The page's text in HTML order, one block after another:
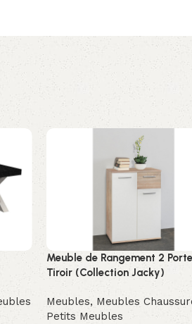
Meuble de Rangement 2
Tiroir (Collection Jacky)
Meubles, Meubles
Petits Meubles